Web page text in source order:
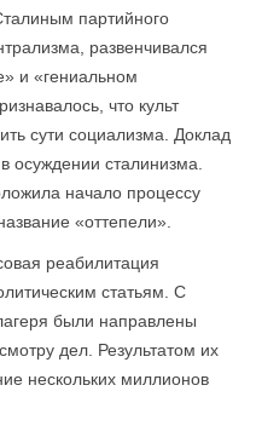
партийного
развенчивался
и «гениальном
что культ
сути социализма. Доклад
осуждении сталинизма.
начало процессу
«оттепели».
реабилитация
статьям. С
были направлены
дел. Результатом их
нескольких миллионов